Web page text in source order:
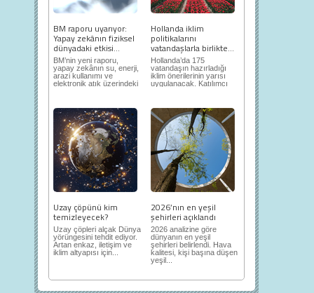
BM raporu uyarıyor:
Yapay zekânın fiziksel
dünyadaki etkisi...
BM’nin yeni raporu,
yapay zekânın su, enerji,
arazi kullanımı ve
elektronik atık üzerindeki
Hollanda iklim
politikalarını
vatandaşlarla birlikte...
Hollanda’da 175
vatandaşın hazırladığı
iklim önerilerinin yarısı
uygulanacak. Katılımcı
Uzay çöpünü kim
temizleyecek?
Uzay çöpleri alçak Dünya
yörüngesini tehdit ediyor.
Artan enkaz, iletişim ve
iklim altyapısı için...
2026’nın en yeşil
şehirleri açıklandı
2026 analizine göre
dünyanın en yeşil
şehirleri belirlendi. Hava
kalitesi, kişi başına düşen
yeşil...